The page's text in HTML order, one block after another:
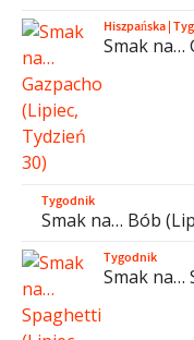
Hiszpańska|
Smak na…
Tygodnik
Smak na… Bób
Tygodnik
Smak na…